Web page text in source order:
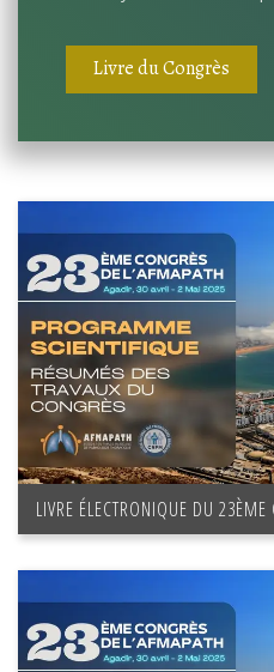
Livre du Congrès
LIVRE ÉLECTRONIQUE DU 23ÈME